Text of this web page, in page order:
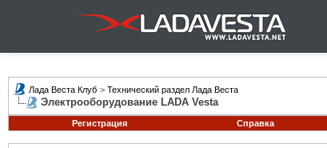
Лада Веста Клуб > Технический раздел Лада Веста
Электрооборудование LADA Vesta
Регистрация
Справка